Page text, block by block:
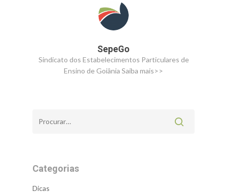
SepeGo
Sindicato dos Estabelecimentos Particulares de
Ensino de Goiânia Saiba mais>>
Categorias
Dicas